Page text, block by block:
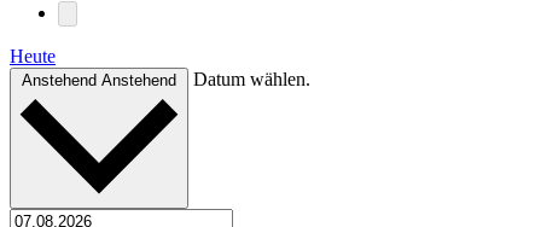
Heute
Anstehend Anstehend Datum wählen.